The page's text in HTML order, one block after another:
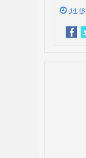
14:48